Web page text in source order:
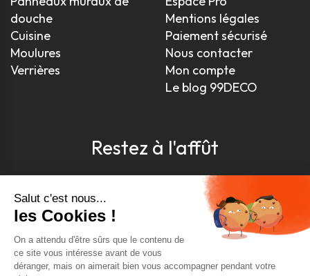
douche
Cuisine
Moulures
Verrières
Mentions légales
Paiement sécurisé
Nous contacter
Mon compte
Le blog 99DECO
Restez à l'affût
Pour être toujours au courant, inscrivez-vous à
notre newsletter